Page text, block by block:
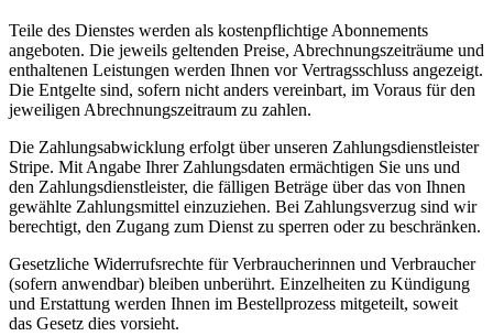
Teile des Dienstes werden als kostenpflichtige Abonnements
angeboten. Die jeweils geltenden Preise, Abrechnungszeiträume und
enthaltenen Leistungen werden Ihnen vor Vertragsschluss angezeigt.
Die Entgelte sind, sofern nicht anders vereinbart, im Voraus für den
jeweiligen Abrechnungszeitraum zu zahlen.
Die Zahlungsabwicklung erfolgt über unseren Zahlungsdienstleister
Stripe. Mit Angabe Ihrer Zahlungsdaten ermächtigen Sie uns und
den Zahlungsdienstleister, die fälligen Beträge über das von Ihnen
gewählte Zahlungsmittel einzuziehen. Bei Zahlungsverzug sind wir
berechtigt, den Zugang zum Dienst zu sperren oder zu beschränken.
Gesetzliche Widerrufsrechte für Verbraucherinnen und Verbraucher
(sofern anwendbar) bleiben unberührt. Einzelheiten zu Kündigung
und Erstattung werden Ihnen im Bestellprozess mitgeteilt, soweit
das Gesetz dies vorsieht.